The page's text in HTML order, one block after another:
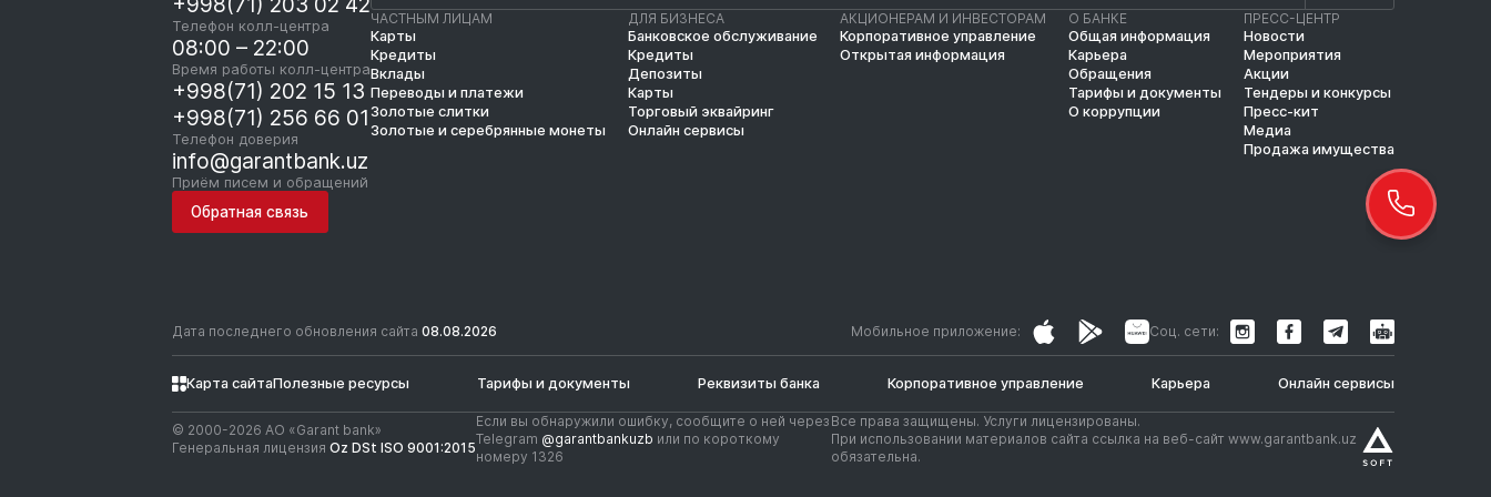
Телефон колл-центра
08:00 – 22:00
Время работы колл-центра
+998(71) 202 15 13
+998(71) 256 66 01
Телефон доверия
info@garantbank.uz
Приём писем и обращений
Обратная связь
ЧАСТНЫМ ЛИЦАМ
Карты
Кредиты
Вклады
Переводы и платежи
Золотые слитки
Золотые и серебрянные монеты
ДЛЯ БИЗНЕСА
Банковское обслуживание
Кредиты
Депозиты
Карты
Торговый эквайринг
Онлайн сервисы
АКЦИОНЕРАМ И ИНВЕСТОРАМ
Корпоративное управление
Открытая информация
О БАНКЕ
Общая информация
Карьера
Обращения
Тарифы и документы
О коррупции
ПРЕСС-ЦЕНТР
Новости
Мероприятия
Акции
Тендеры и конкурсы
Пресс-кит
Медиа
Продажа имущества
Дата последнего обновления сайта 08.08.2026 Мобильное приложение: Соц. сети:
Карта сайтаПолезные ресурсы Тарифы и документы Реквизиты банка Корпоративное управление Карьера Онлайн сервисы
© 2000-2026 АО «Garant bank»
Генеральная лицензия Oz DSt ISO 9001:2015
Если вы обнаружили ошибку, сообщите о ней через
Telegram @garantbankuzb или по короткому
номеру 1326
Все права защищены. Услуги лицензированы.
При использовании материалов сайта ссылка на веб-сайт www.garantbank.uz
обязательна.